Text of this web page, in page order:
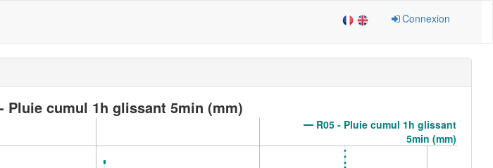
Connexion
Pluie cumul 1h glissant 5min (mm)
R05 - Pluie cumul 1h glissant
5min (mm)